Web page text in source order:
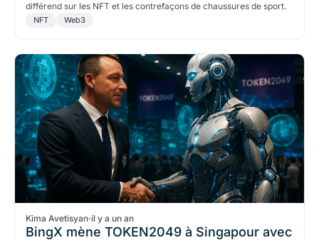
différend sur les NFT et les contrefaçons de chaussures de sport.
NFT Web3
Kima Avetisyan·il y a un an
BingX mène TOKEN2049 à Singapour avec